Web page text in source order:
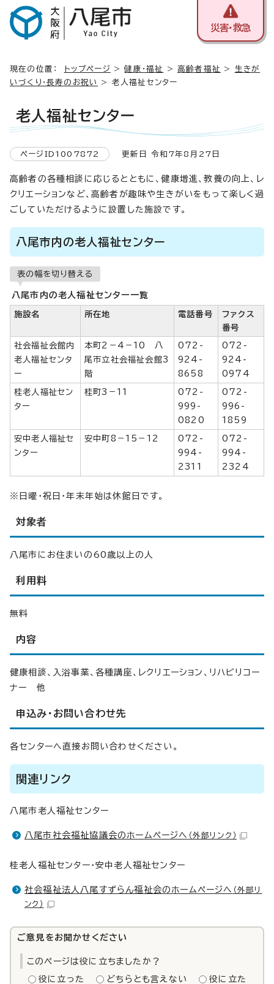
災害・救急
現在の位置： トップページ >健康・福祉 >高齢者福祉 > 生きが
いづくり・長寿のお祝い
> 老人福祉センター
老人福祉センター
ページID1007872 更新日 令和7年8月27日
高齢者の各種相談に応じるとともに、健康増進、教養の向上、レ
クリエーションなど、高齢者が趣味や生きがいをもって楽しく過
ごしていただけるように設置した施設です。
八尾市内の老人福祉センター
表の幅を切り替える
八尾市内の老人福祉センター一覧
施設名 所在地 電話番号
ファクス
番号
社会福祉会館内
老人福祉センタ
ー
本町2－4－10 八
尾市立社会福祉会館3
階
072-
924-
8658
072-
924-
0974
桂老人福祉セン
ター
桂町3－11
072-
999-
0820
072-
996-
1859
安中老人福祉セ
ンター
安中町8－15－12
072-
994-
2311
072-
994-
2324
※日曜・祝日・年末年始は休館日です。
対象者
八尾市にお住まいの60歳以上の人
利用料
無料
内容
健康相談、入浴事業、各種講座、レクリエーション、リハビリコー
ナー 他
申込み・お問い合わせ先
各センターへ直接お問い合わせください。
関連リンク
八尾市老人福祉センター
八尾市社会福祉協議会のホームページへ （外部リンク）
桂老人福祉センター・安中老人福祉センター
社会福祉法人八尾すずらん福祉会のホームページへ （外部リ
ンク）
ご意見をお聞かせください
このページは役に立ちましたか？
役に立った どちらとも言えない
役に立た